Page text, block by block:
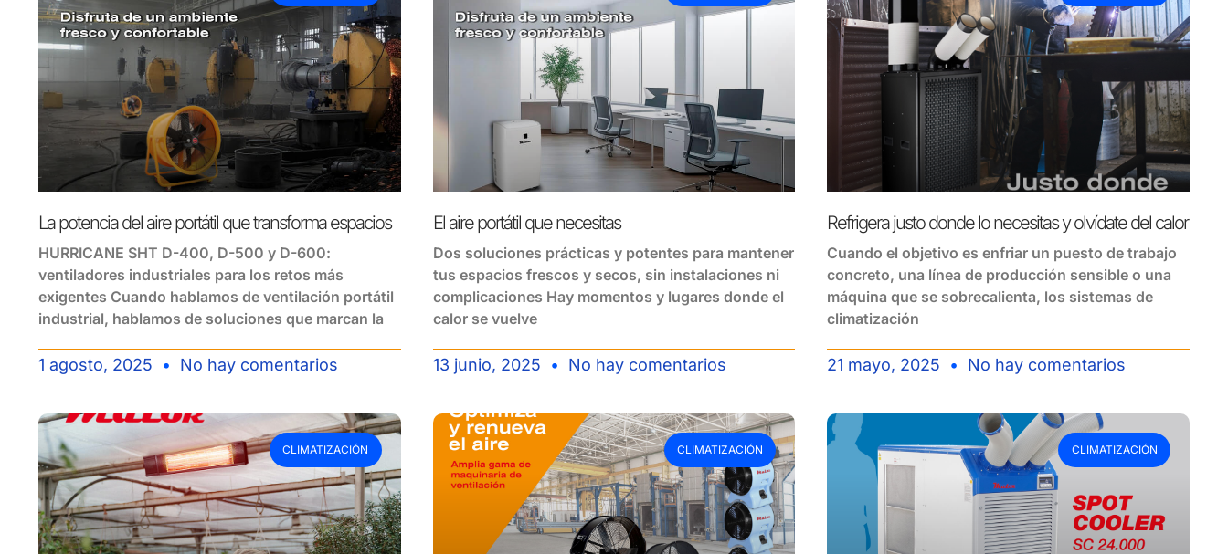
La potencia del aire portátil que transforma espacios
HURRICANE SHT D-400, D-500 y D-600:
ventiladores industriales para los retos más
exigentes Cuando hablamos de ventilación portátil
industrial, hablamos de soluciones que marcan la
1 agosto, 2025 No hay comentarios
El aire portátil que necesitas
Dos soluciones prácticas y potentes para mantener
tus espacios frescos y secos, sin instalaciones ni
complicaciones Hay momentos y lugares donde el
calor se vuelve
13 junio, 2025 No hay comentarios
Refrigera justo donde lo necesitas y olvídate del calor
Cuando el objetivo es enfriar un puesto de trabajo
concreto, una línea de producción sensible o una
máquina que se sobrecalienta, los sistemas de
climatización
21 mayo, 2025 No hay comentarios
CLIMATIZACIÓN CLIMATIZACIÓN CLIMATIZACIÓN